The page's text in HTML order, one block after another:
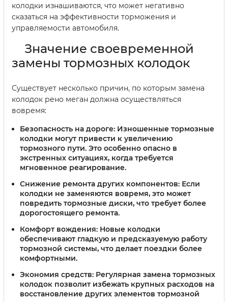
колодки изнашиваются, что может негативно
сказаться на эффективности торможения и
управляемости автомобиля.
Значение своевременной
замены тормозных колодок
Существует несколько причин, по которым замена
колодок рено меган должна осуществляться
вовремя:
Безопасность на дороге: Изношенные тормозные
колодки могут привести к увеличению
тормозного пути. Это особенно опасно в
экстренных ситуациях, когда требуется
мгновенное реагирование.
Снижение ремонта других компонентов: Если
колодки не заменяются вовремя, это может
повредить тормозные диски, что требует более
дорогостоящего ремонта.
Комфорт вождения: Новые колодки
обеспечивают гладкую и предсказуемую работу
тормозной системы, что делает поездки более
комфортными.
Экономия средств: Регулярная замена тормозных
колодок позволит избежать крупных расходов на
восстановление других элементов тормозной